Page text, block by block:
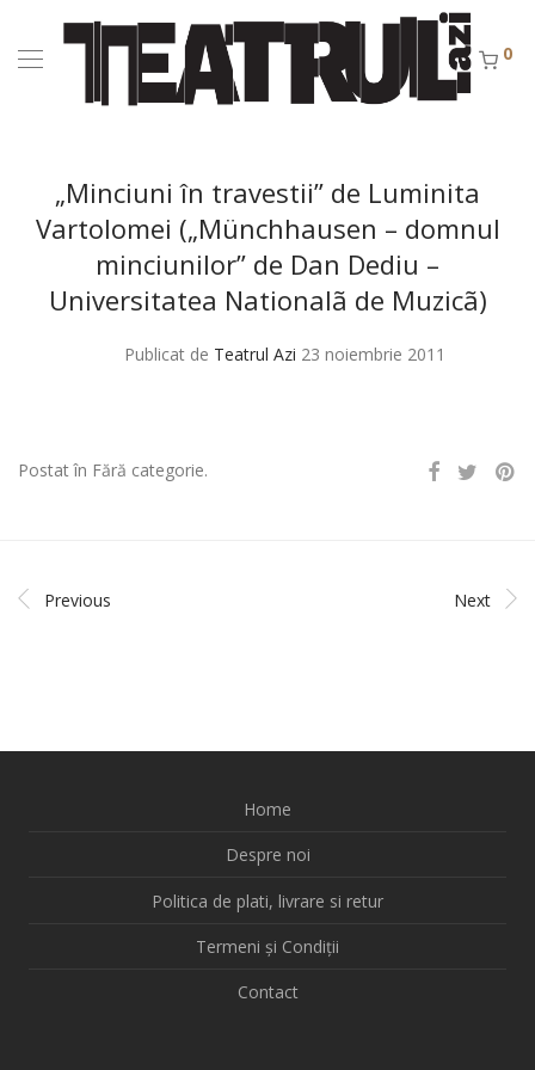
0
„Minciuni în travestii” de Luminita
Vartolomei („Münchhausen – domnul
minciunilor” de Dan Dediu –
Universitatea Nationalã de Muzicã)
Publicat de Teatrul Azi 23 noiembrie 2011
Postat în Fără categorie.
Previous Next
Home
Despre noi
Politica de plati, livrare si retur
Termeni și Condiții
Contact